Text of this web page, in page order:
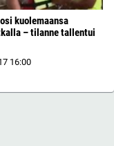
kuolemaansa
– tilanne tallentui
16:00